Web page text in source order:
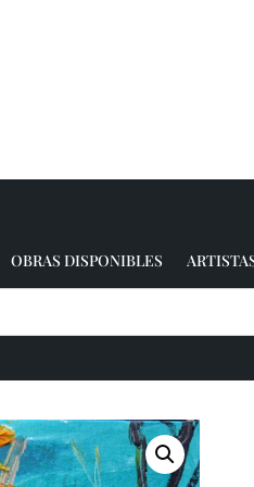
OBRAS DISPONIBLES